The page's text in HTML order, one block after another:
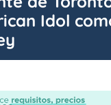
Idol